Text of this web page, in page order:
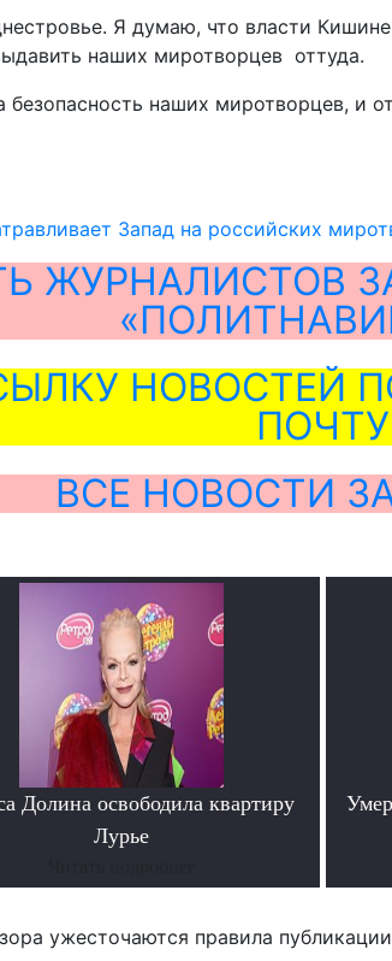
Я думаю, что власти
наших миротворцев оттуда.
безопасность наших миротворцев,
Запад на российских
ЖУРНАЛИСТОВ
НОВОСТЕЙ
ПОЧТУ
ВСЕ НОВОСТИ
Долина освободила квартиру
Лурье
ужесточаются правила